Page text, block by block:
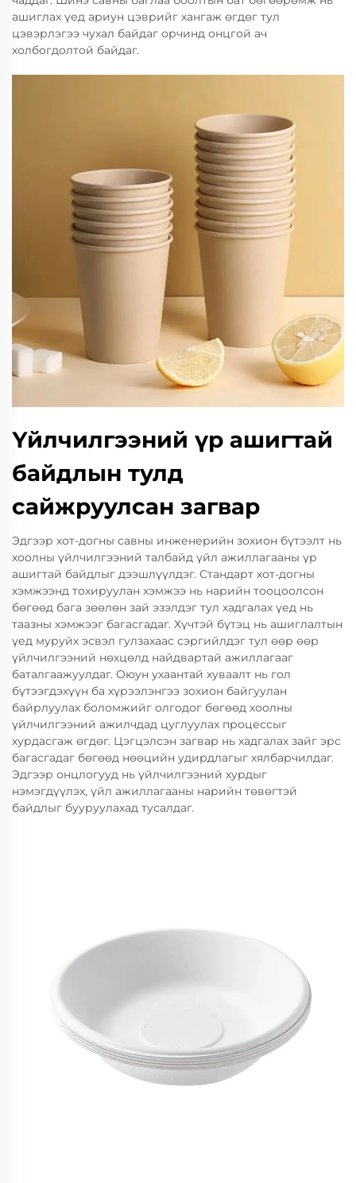
ашиглах үед ариун цэврийг хангаж өгдөг тул
цэвэрлэгээ чухал байдаг орчинд онцгой ач
холбогдолтой байдаг.
Үйлчилгээний үр ашигтай
байдлын тулд
сайжруулсан загвар
Эдгээр хот-догны савны инженерийн зохион бүтээлт нь
хоолны үйлчилгээний талбайд үйл ажиллагааны үр
ашигтай байдлыг дээшлүүлдэг. Стандарт хот-догны
хэмжээнд тохируулан хэмжээ нь нарийн тооцоолсон
бөгөөд бага зөөлөн зай эзэлдэг тул хадгалах үед нь
таазны хэмжээг багасгадаг. Хүчтэй бүтэц нь ашиглалтын
үед муруйх эсвэл гулзахаас сэргийлдэг тул өөр өөр
үйлчилгээний нөхцөлд найдвартай ажиллагааг
баталгаажуулдаг. Оюун ухаантай хуваалт нь гол
бүтээгдэхүүн ба хүрээлэнгээ зохион байгуулан
байрлуулах боломжийг олгодог бөгөөд хоолны
үйлчилгээний ажилчдад цуглуулах процессыг
хурдасгаж өгдөг. Цэгцэлсэн загвар нь хадгалах зайг эрс
багасгадаг бөгөөд нөөцийн удирдлагыг хялбарчилдаг.
Эдгээр онцлогууд нь үйлчилгээний хурдыг
нэмэгдүүлэх, үйл ажиллагааны нарийн төвөгтэй
байдлыг бууруулахад тусалдаг.